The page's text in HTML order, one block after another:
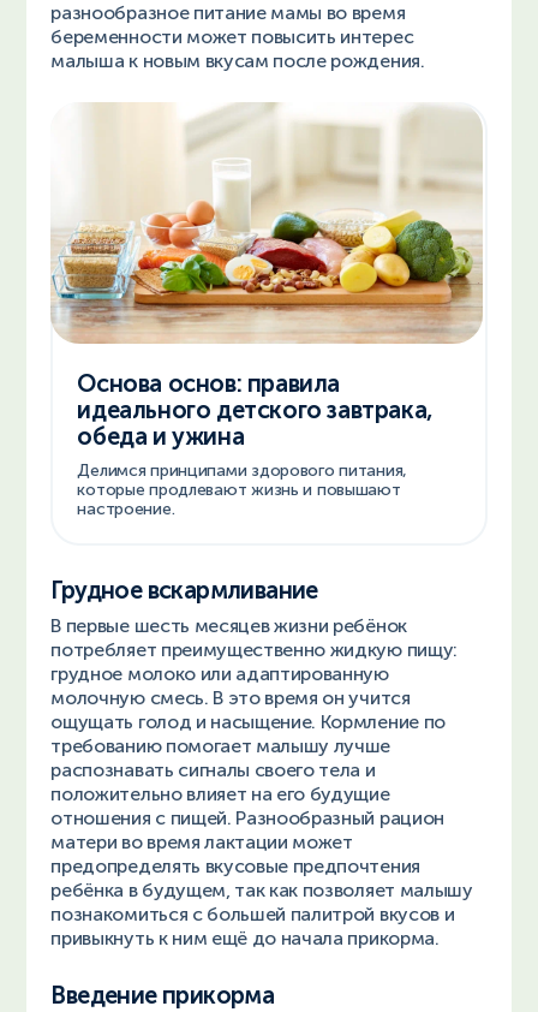
разнообразное питание мамы во время
беременности может повысить интерес
малыша к новым вкусам после рождения.
Основа основ: правила
идеального детского завтрака,
обеда и ужина
Делимся принципами здорового питания,
которые продлевают жизнь и повышают
настроение.
Грудное вскармливание
В первые шесть месяцев жизни ребёнок
потребляет преимущественно жидкую пищу:
грудное молоко или адаптированную
молочную смесь. В это время он учится
ощущать голод и насыщение. Кормление по
требованию помогает малышу лучше
распознавать сигналы своего тела и
положительно влияет на его будущие
отношения с пищей. Разнообразный рацион
матери во время лактации может
предопределять вкусовые предпочтения
ребёнка в будущем, так как позволяет малышу
познакомиться с большей палитрой вкусов и
привыкнуть к ним ещё до начала прикорма.
Введение прикорма